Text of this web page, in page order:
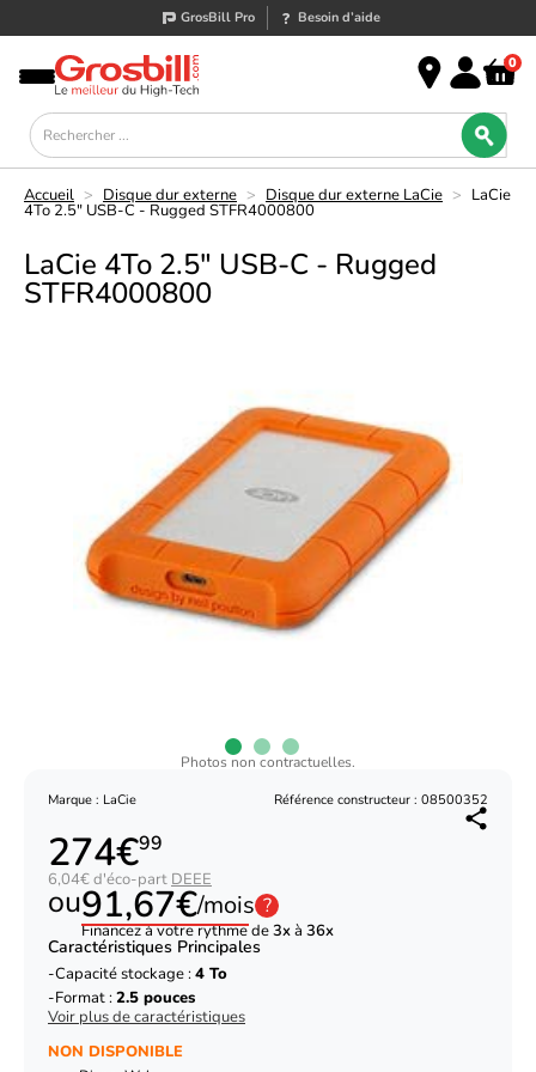
GrosBill Pro Besoin d’aide
0
Accueil > Disque dur externe > Disque dur externe LaCie > LaCie
4To 2.5" USB-C - Rugged STFR4000800
LaCie 4To 2.5" USB-C - Rugged
STFR4000800
Photos non contractuelles.
Marque : LaCie Référence constructeur : 08500352
274€99
6,04€ d'éco-part DEEE
ou91,67€/mois ?
Financez à votre rythme de3xà 36x
Caractéristiques Principales
Capacité stockage :4 To
Format :2.5 pouces
Voir plus de caractéristiques
NON DISPONIBLE